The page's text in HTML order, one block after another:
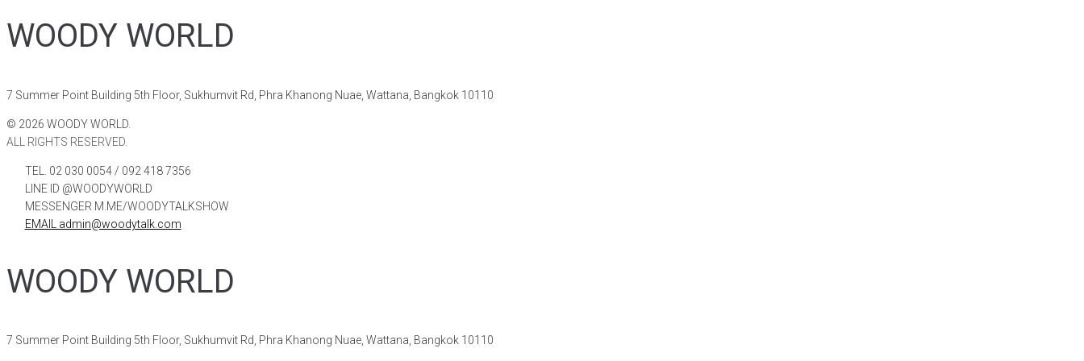
WOODY WORLD
7 Summer Point Building 5th Floor, Sukhumvit Rd, Phra Khanong Nuae, Wattana, Bangkok 10110
© 2026 WOODY WORLD.
ALL RIGHTS RESERVED.
TEL. 02 030 0054 / 092 418 7356
LINE ID @WOODYWORLD
MESSENGER M.ME/WOODYTALKSHOW
EMAIL admin@woodytalk.com
WOODY WORLD
7 Summer Point Building 5th Floor, Sukhumvit Rd, Phra Khanong Nuae, Wattana, Bangkok 10110